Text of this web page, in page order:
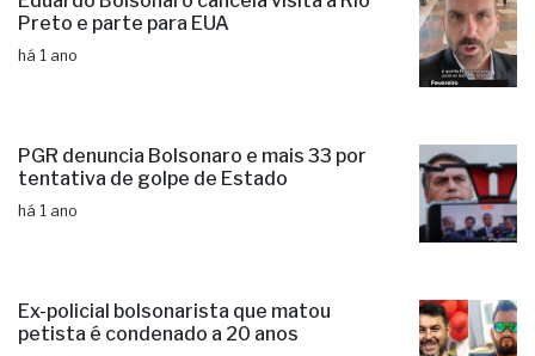
Preto e parte para EUA
há 1 ano
PGR denuncia Bolsonaro e mais 33 por
tentativa de golpe de Estado
há 1 ano
Ex-policial bolsonarista que matou
petista é condenado a 20 anos